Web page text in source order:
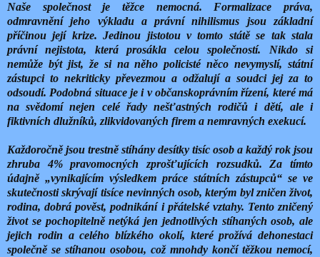
Naše společnost je těžce nemocná. Formalizace práva,
odmravnění jeho výkladu a právní nihilismus jsou základní
příčinou její krize. Jedinou jistotou v tomto státě se tak stala
právní nejistota, která prosákla celou společností. Nikdo si
nemůže být jist, že si na něho policisté něco nevymyslí, státní
zástupci to nekriticky převezmou a odžalují a soudci jej za to
odsoudí. Podobná situace je i v občanskoprávním řízení, které má
na svědomí nejen celé řady nešťastných rodičů i dětí, ale i
fiktivních dlužníků, zlikvidovaných firem a nemravných exekucí.
Každoročně jsou trestně stíhány desítky tisíc osob a každý rok jsou
zhruba 4% pravomocných zprošťujících rozsudků. Za tímto
údajně „vynikajícím výsledkem práce státních zástupců“ se ve
skutečnosti skrývají tisíce nevinných osob, kterým byl zničen život,
rodina, dobrá pověst, podnikání i přátelské vztahy. Tento zničený
život se pochopitelně netýká jen jednotlivých stíhaných osob, ale
jejich rodin a celého blízkého okolí, které prožívá dehonestaci
společně se stíhanou osobou, což mnohdy končí těžkou nemocí,